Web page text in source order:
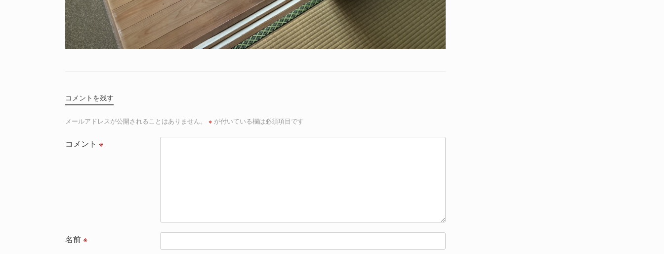
コメントを残す
メールアドレスが公開されることはありません。 ※ が付いている欄は必須項目です
コメント ※
名前※